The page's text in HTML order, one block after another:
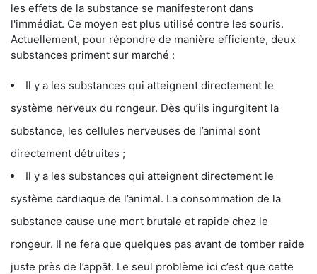
les effets de la substance se manifesteront dans
l'immédiat. Ce moyen est plus utilisé contre les souris.
Actuellement, pour répondre de manière efficiente, deux
substances priment sur marché :
Il y a les substances qui atteignent directement le
système nerveux du rongeur. Dès qu’ils ingurgitent la
substance, les cellules nerveuses de l’animal sont
directement détruites ;
Il y a les substances qui atteignent directement le
système cardiaque de l’animal. La consommation de la
substance cause une mort brutale et rapide chez le
rongeur. Il ne fera que quelques pas avant de tomber raide
juste près de l’appât. Le seul problème ici c’est que cette